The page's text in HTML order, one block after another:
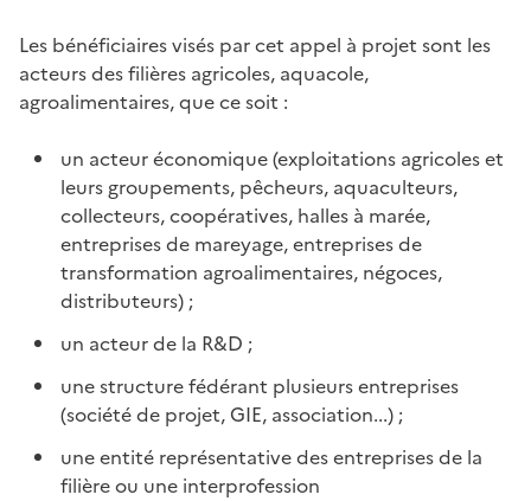
Les bénéficiaires visés par cet appel à projet sont les
acteurs des filières agricoles, aquacole,
agroalimentaires, que ce soit :
un acteur économique (exploitations agricoles et
leurs groupements, pêcheurs, aquaculteurs,
collecteurs, coopératives, halles à marée,
entreprises de mareyage, entreprises de
transformation agroalimentaires, négoces,
distributeurs) ;
un acteur de la R&D ;
une structure fédérant plusieurs entreprises
(société de projet, GIE, association...) ;
une entité représentative des entreprises de la
filière ou une interprofession